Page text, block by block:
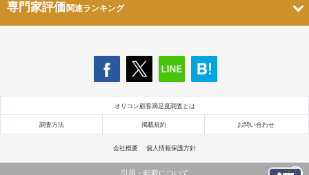
専門家評価関連ランキング
オリコン顧客満足度調査とは
調査方法 掲載規約 お問い合わせ
会社概要 個人情報保護方針
引用・転載について